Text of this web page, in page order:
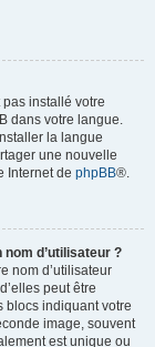
pas installé votre
dans votre langue.
la langue
une nouvelle
Internet de phpBB®.
d’utilisateur ?
nom d’utilisateur
peut être
blocs indiquant votre
image, souvent
est unique ou